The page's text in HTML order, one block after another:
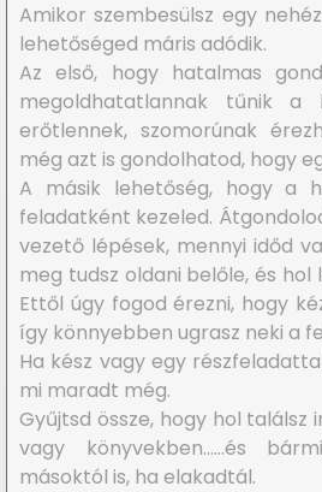
Amikor szembesülsz egy
lehetőséged máris adódik.
Az első, hogy hatalmas
megoldhatatlannak tűnik a
erőtlennek, szomorúnak
még azt is gondolhatod, hogy
A másik lehetőség, hogy a
feladatként kezeled.
vezető lépések, mennyi időd
meg tudsz oldani belőle, és
Ettől úgy fogod érezni, hogy
így könnyebben ugrasz neki a
Ha kész vagy egy
mi maradt még.
Gyűjtsd össze, hogy hol
vagy könyvekben……és
másoktól is, ha elakadtál.